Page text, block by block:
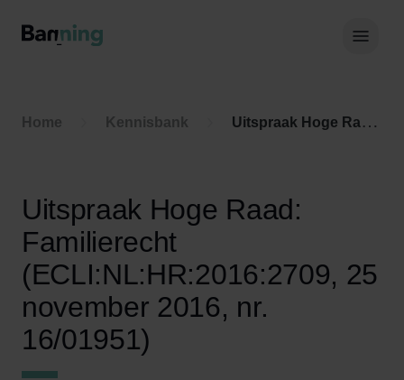
Home Kennisbank Uitspraak Hoge Raad: Familierecht (ECLI:NL:HR:2016:2709, 25 november 2016, nr. 16/01951)
Uitspraak Hoge Raad:
Familierecht
(ECLI:NL:HR:2016:2709, 25
november 2016, nr.
16/01951)